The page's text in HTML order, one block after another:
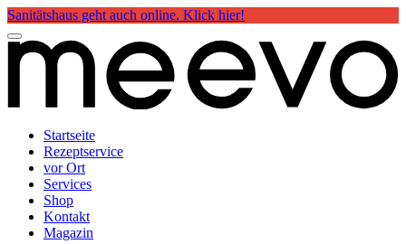
Sanitätshaus geht auch online. Klick hier!
Startseite
Rezeptservice
vor Ort
Services
Shop
Kontakt
Magazin